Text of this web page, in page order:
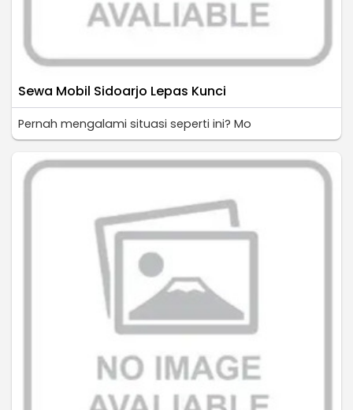
Sewa Mobil Sidoarjo Lepas Kunci
Pernah mengalami situasi seperti ini? Mo